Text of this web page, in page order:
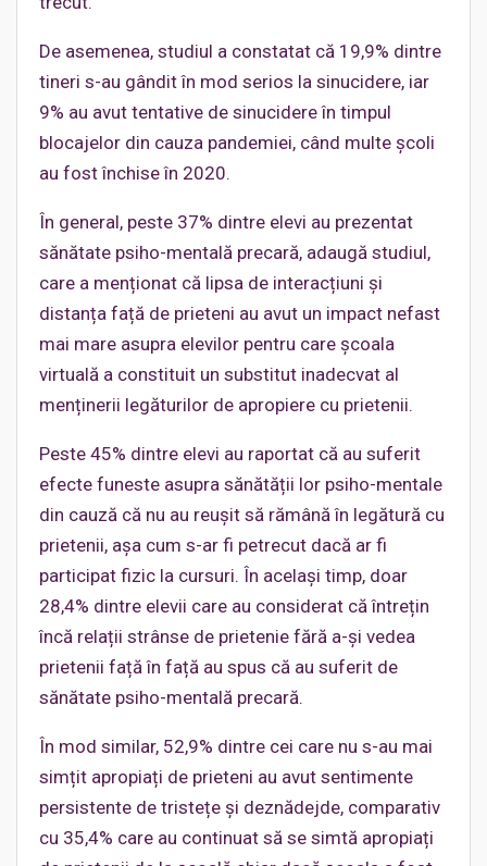
De asemenea, studiul a constatat că 19,9% dintre
tineri s-au gândit în mod serios la sinucidere, iar
9% au avut tentative de sinucidere în timpul
blocajelor din cauza pandemiei, când multe școli
au fost închise în 2020.
În general, peste 37% dintre elevi au prezentat
sănătate psiho-mentală precară, adaugă studiul,
care a menționat că lipsa de interacțiuni și
distanța față de prieteni au avut un impact nefast
mai mare asupra elevilor pentru care școala
virtuală a constituit un substitut inadecvat al
menținerii legăturilor de apropiere cu prietenii.
Peste 45% dintre elevi au raportat că au suferit
efecte funeste asupra sănătății lor psiho-mentale
din cauză că nu au reușit să rămână în legătură cu
prietenii, așa cum s-ar fi petrecut dacă ar fi
participat fizic la cursuri. În același timp, doar
28,4% dintre elevii care au considerat că întrețin
încă relații strânse de prietenie fără a-și vedea
prietenii față în față au spus că au suferit de
sănătate psiho-mentală precară.
În mod similar, 52,9% dintre cei care nu s-au mai
simțit apropiați de prieteni au avut sentimente
persistente de tristețe și deznădejde, comparativ
cu 35,4% care au continuat să se simtă apropiați